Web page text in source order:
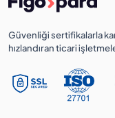
Güvenliği sertifikalarla
hızlandıran ticari